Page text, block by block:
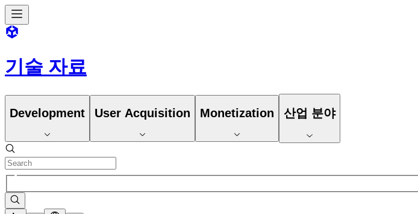
기술 자료
Development User Acquisition Monetization 산업 분야